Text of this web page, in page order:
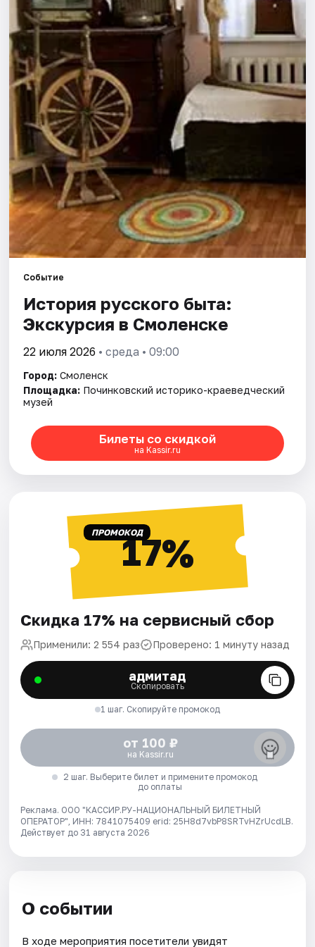
Города
Площадки
Артисты
Рейтинги
Событие
История русского быта:
Экскурсия в Смоленске
22 июля 2026 • среда • 09:00
Город: Смоленск
Площадка: Починковский историко-краеведческий
музей
Билеты со скидкой
на Kassir.ru
ПРОМОКОД17%
Скидка 17% на сервисный сбор
Применили: 2 554 раз Проверено: 1 минуту назад
адмитад
Скопировать
1 шаг. Скопируйте промокод
от 100 ₽
на Kassir.ru
2 шаг. Выберите билет и примените промокод
до оплаты
Реклама. ООО "КАССИР.РУ-НАЦИОНАЛЬНЫЙ БИЛЕТНЫЙ
ОПЕРАТОР", ИНН: 7841075409 erid: 25H8d7vbP8SRTvHZrUcdLB.
Действует до 31 августа 2026
О событии
В ходе мероприятия посетители увидят